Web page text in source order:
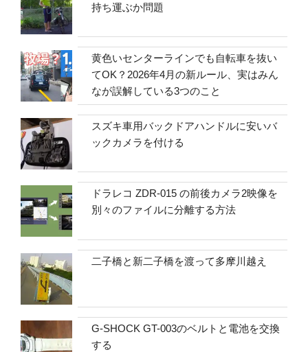
持ち運ぶか問題
黄色いセンターラインでも自転車を抜い
てOK？2026年4月の新ルール、実はみん
なが誤解している3つのこと
スズキ車用バックドアハンドルに安いバ
ックカメラを付ける
ドラレコ ZDR-015 の前後カメラ2映像を
別々のファイルに分離する方法
二子橋と新二子橋を渡って多摩川越え
G-SHOCK GT-003のベルトと電池を交換
する